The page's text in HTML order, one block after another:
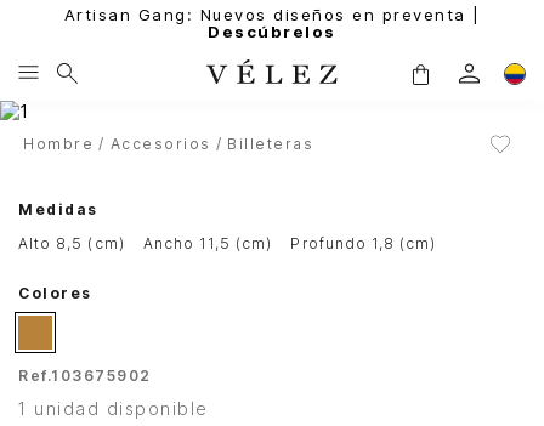
Artisan Gang: Nuevos diseños en preventa |
Descúbrelos
Hombre Accesorios Billeteras
Medidas
alto 8,5 (cm)
ancho 11,5 (cm) profundo 1,8 (cm)
Colores
Ref.103675902
1 unidad disponible